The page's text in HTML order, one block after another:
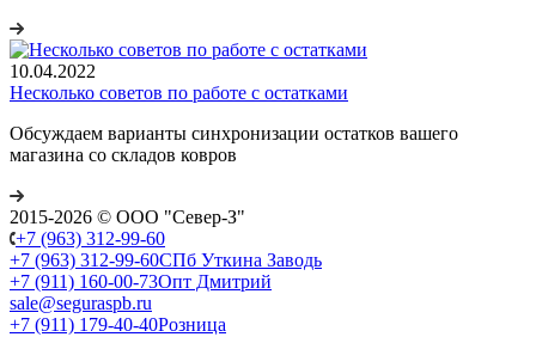
10.04.2022
Несколько советов по работе с остатками
Обсуждаем варианты синхронизации остатков вашего
магазина со складов ковров
2015-2026 © ООО "Север-З"
+7 (963) 312-99-60
+7 (963) 312-99-60СПб Уткина Заводь
+7 (911) 160-00-73Опт Дмитрий
sale@seguraspb.ru
+7 (911) 179-40-40Розница